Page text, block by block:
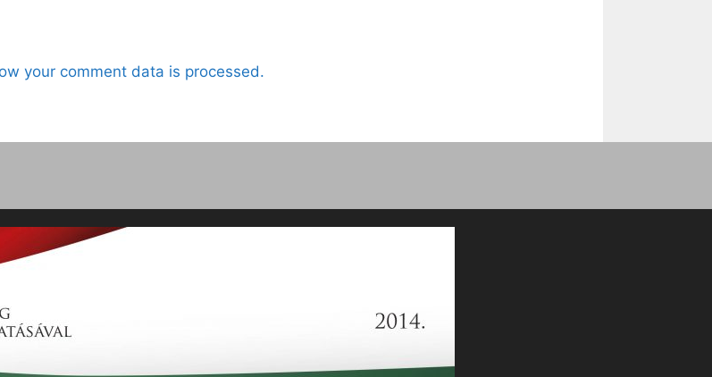
your comment data is processed.